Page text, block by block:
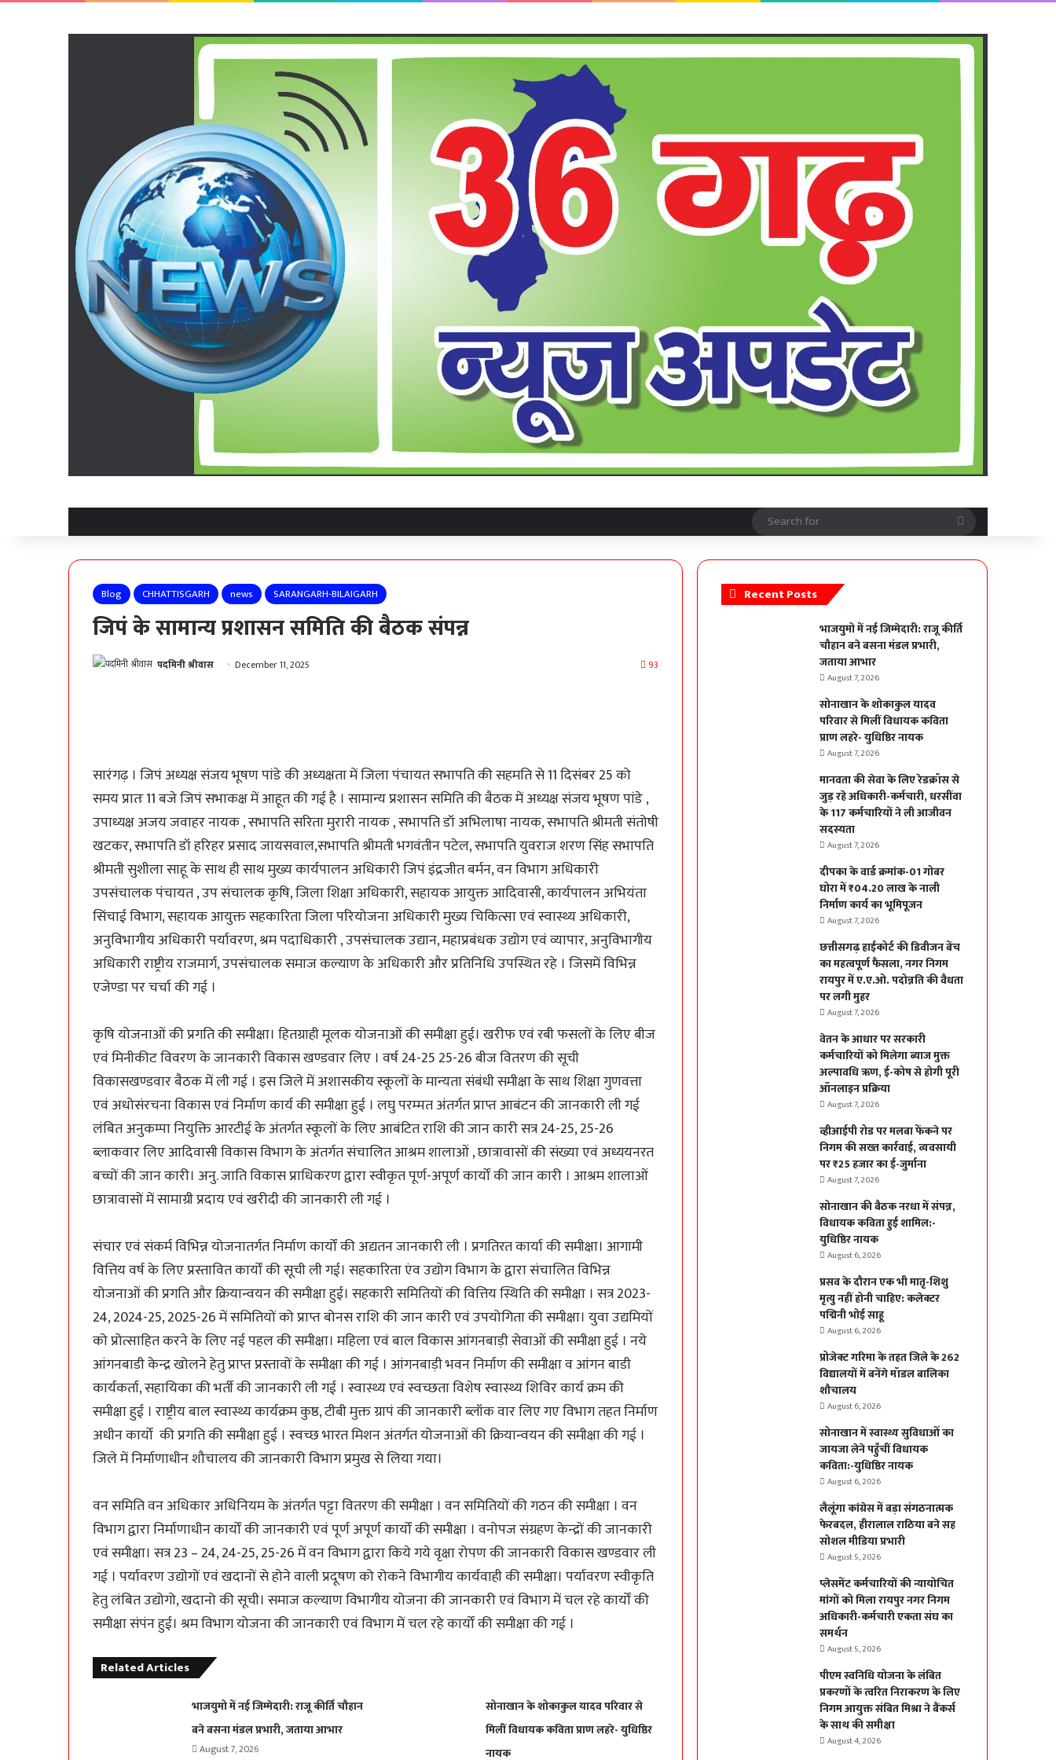
Search
Blog CHHATTISGARH news SARANGARH-BILAIGARH
जिपं के सामान्य प्रशासन समिति की बैठक संपन्न
पदमिनी श्रीवास December 11, 2025 93
सारंगढ़ । जिपं अध्यक्ष संजय भूषण पांडे की अध्यक्षता में जिला पंचायत सभापति की सहमति से 11 दिसंबर 25 को
समय प्रातः 11 बजे जिपं सभाकक्ष में आहूत की गई है । सामान्य प्रशासन समिति की बैठक में अध्यक्ष संजय भूषण पांडे ,
उपाध्यक्ष अजय जवाहर नायक , सभापति सरिता मुरारी नायक , सभापति डॉ अभिलाषा नायक, सभापति श्रीमती संतोषी
खटकर, सभापति डॉ हरिहर प्रसाद जायसवाल,सभापति श्रीमती भगवंतीन पटेल, सभापति युवराज शरण सिंह सभापति
श्रीमती सुशीला साहू के साथ ही साथ मुख्य कार्यपालन अधिकारी जिपं इंद्रजीत बर्मन, वन विभाग अधिकारी
उपसंचालक पंचायत , उप संचालक कृषि, जिला शिक्षा अधिकारी, सहायक आयुक्त आदिवासी, कार्यपालन अभियंता
सिंचाई विभाग, सहायक आयुक्त सहकारिता जिला परियोजना अधिकारी मुख्य चिकित्सा एवं स्वास्थ्य अधिकारी,
अनुविभागीय अधिकारी पर्यावरण, श्रम पदाधिकारी , उपसंचालक उद्यान, महाप्रबंधक उद्योग एवं व्यापार, अनुविभागीय
अधिकारी राष्ट्रीय राजमार्ग, उपसंचालक समाज कल्याण के अधिकारी और प्रतिनिधि उपस्थित रहे । जिसमें विभिन्न
एजेण्डा पर चर्चा की गई ।
कृषि योजनाओं की प्रगति की समीक्षा। हितग्राही मूलक योजनाओं की समीक्षा हुई। खरीफ एवं रबी फसलों के लिए बीज
एवं मिनीकीट विवरण के जानकारी विकास खण्डवार लिए । वर्ष 24-25 25-26 बीज वितरण की सूची
विकासखण्डवार बैठक में ली गई । इस जिले में अशासकीय स्कूलों के मान्यता संबंधी समीक्षा के साथ शिक्षा गुणवत्ता
एवं अधोसंरचना विकास एवं निर्माण कार्य की समीक्षा हुई । लघु परम्मत अंतर्गत प्राप्त आबंटन की जानकारी ली गई
लंबित अनुकम्पा नियुक्ति आरटीई के अंतर्गत स्कूलों के लिए आबंटित राशि की जान कारी सत्र 24-25, 25-26
ब्लाकवार लिए आदिवासी विकास विभाग के अंतर्गत संचालित आश्रम शालाओं , छात्रावासों की संख्या एवं अध्ययनरत
बच्चों की जान कारी। अनु. जाति विकास प्राधिकरण द्वारा स्वीकृत पूर्ण-अपूर्ण कार्यों की जान कारी । आश्रम शालाओं
छात्रावासों में सामाग्री प्रदाय एवं खरीदी की जानकारी ली गई ।
संचार एवं संकर्म विभिन्न योजनातर्गत निर्माण कार्यों की अद्यतन जानकारी ली । प्रगतिरत कार्या की समीक्षा। आगामी
वित्तिय वर्ष के लिए प्रस्तावित कार्यों की सूची ली गई। सहकारिता एंव उद्योग विभाग के द्वारा संचालित विभिन्न
योजनाओं की प्रगति और क्रियान्वयन की समीक्षा हुई। सहकारी समितियों की वित्तिय स्थिति की समीक्षा । सत्र 2023-
24, 2024-25, 2025-26 में समितियों को प्राप्त बोनस राशि की जान कारी एवं उपयोगिता की समीक्षा। युवा उद्यमियों
को प्रोत्साहित करने के लिए नई पहल की समीक्षा। महिला एवं बाल विकास आंगनबाड़ी सेवाओं की समीक्षा हुई । नये
आंगनबाडी केन्द्र खोलने हेतु प्राप्त प्रस्तावों के समीक्षा की गई । आंगनबाड़ी भवन निर्माण की समीक्षा व आंगन बाडी
कार्यकर्ता, सहायिका की भर्ती की जानकारी ली गई । स्वास्थ्य एवं स्वच्छता विशेष स्वास्थ्य शिविर कार्य क्रम की
समीक्षा हुई । राष्ट्रीय बाल स्वास्थ्य कार्यक्रम कुष्ठ, टीबी मुक्त ग्रापं की जानकारी ब्लॉक वार लिए गए विभाग तहत निर्माण
अधीन कार्यो की प्रगति की समीक्षा हुई । स्वच्छ भारत मिशन अंतर्गत योजनाओं की क्रियान्वयन की समीक्षा की गई ।
जिले में निर्माणाधीन शौचालय की जानकारी विभाग प्रमुख से लिया गया।
वन समिति वन अधिकार अधिनियम के अंतर्गत पट्टा वितरण की समीक्षा । वन समितियों की गठन की समीक्षा । वन
विभाग द्वारा निर्माणाधीन कार्यों की जानकारी एवं पूर्ण अपूर्ण कार्यों की समीक्षा । वनोपज संग्रहण केन्द्रों की जानकारी
एवं समीक्षा। सत्र 23 – 24, 24-25, 25-26 में वन विभाग द्वारा किये गये वृक्षा रोपण की जानकारी विकास खण्डवार ली
गई । पर्यावरण उद्योगों एवं खदानों से होने वाली प्रदूषण को रोकने विभागीय कार्यवाही की समीक्षा। पर्यावरण स्वीकृति
हेतु लंबित उद्योगो, खदानो की सूची। समाज कल्याण विभागीय योजना की जानकारी एवं विभाग में चल रहे कार्यों की
समीक्षा संपंन हुई। श्रम विभाग योजना की जानकारी एवं विभाग में चल रहे कार्यों की समीक्षा की गई ।
Related Articles
भाजयुमो में नई जिम्मेदारी: राजू कीर्ति चौहान
बने बसना मंडल प्रभारी, जताया आभार
August 7, 2026
सोनाखान के शोकाकुल यादव परिवार से
मिलीं विधायक कविता प्राण लहरे- युधिष्ठिर
नायक
Recent Posts
भाजयुमो में नई जिम्मेदारी: राजू कीर्ति
चौहान बने बसना मंडल प्रभारी,
जताया आभार
August 7, 2026
सोनाखान के शोकाकुल यादव
परिवार से मिलीं विधायक कविता
प्राण लहरे- युधिष्ठिर नायक
August 7, 2026
मानवता की सेवा के लिए रेडक्रॉस से
जुड़ रहे अधिकारी-कर्मचारी, धरसींवा
के 117 कर्मचारियों ने ली आजीवन
सदस्यता
August 7, 2026
दीपका के वार्ड क्रमांक-01 गोबर
घोरा में ₹04.20 लाख के नाली
निर्माण कार्य का भूमिपूजन
August 7, 2026
छत्तीसगढ़ हाईकोर्ट की डिवीजन बेंच
का महत्वपूर्ण फैसला, नगर निगम
रायपुर में ए.ए.ओ. पदोन्नति की वैधता
पर लगी मुहर
August 7, 2026
वेतन के आधार पर सरकारी
कर्मचारियों को मिलेगा ब्याज मुक्त
अल्पावधि ऋण, ई-कोष से होगी पूरी
ऑनलाइन प्रक्रिया
August 7, 2026
व्हीआईपी रोड पर मलबा फेंकने पर
निगम की सख्त कार्रवाई, व्यवसायी
पर ₹25 हजार का ई-जुर्माना
August 7, 2026
सोनाखान की बैठक नरधा में संपन्न,
विधायक कविता हुई शामिल:-
युधिष्ठिर नायक
August 6, 2026
प्रसव के दौरान एक भी मातृ-शिशु
मृत्यु नहीं होनी चाहिए: कलेक्टर
पद्मिनी भोई साहू
August 6, 2026
प्रोजेक्ट गरिमा के तहत जिले के 262
विद्यालयों में बनेंगे मॉडल बालिका
शौचालय
August 6, 2026
सोनाखान में स्वास्थ्य सुविधाओं का
जायजा लेने पहुँचीं विधायक
कविता:-युधिष्ठिर नायक
August 6, 2026
लैलूंगा कांग्रेस में बड़ा संगठनात्मक
फेरबदल, हीरालाल राठिया बने सह
सोशल मीडिया प्रभारी
August 5, 2026
प्लेसमेंट कर्मचारियों की न्यायोचित
मांगों को मिला रायपुर नगर निगम
अधिकारी-कर्मचारी एकता संघ का
समर्थन
August 5, 2026
पीएम स्वनिधि योजना के लंबित
प्रकरणों के त्वरित निराकरण के लिए
निगम आयुक्त संबित मिश्रा ने बैंकर्स
के साथ की समीक्षा
August 4, 2026